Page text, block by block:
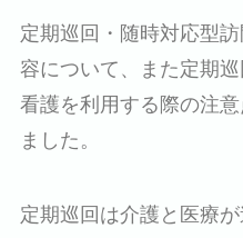
定期巡回・随時対応型
容について、また定期
看護を利用する際の注
ました。
定期巡回は介護と医療